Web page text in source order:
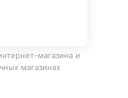
магазина и
магазинах